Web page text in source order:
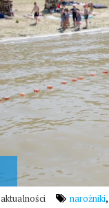
aktualności narożniki,